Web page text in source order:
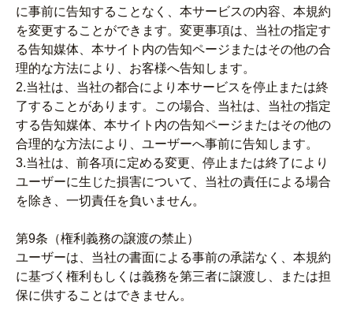
に事前に告知することなく、本サービスの内容、本規約
を変更することができます。変更事項は、当社の指定す
る告知媒体、本サイト内の告知ページまたはその他の合
理的な方法により、お客様へ告知します。
2.当社は、当社の都合により本サービスを停止または終
了することがあります。この場合、当社は、当社の指定
する告知媒体、本サイト内の告知ページまたはその他の
合理的な方法により、ユーザーへ事前に告知します。
3.当社は、前各項に定める変更、停止または終了により
ユーザーに生じた損害について、当社の責任による場合
を除き、一切責任を負いません。
第9条（権利義務の譲渡の禁止）
ユーザーは、当社の書面による事前の承諾なく、本規約
に基づく権利もしくは義務を第三者に譲渡し、または担
保に供することはできません。